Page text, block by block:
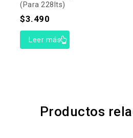
(para 228lts)
$3.490
Leer más
Productos